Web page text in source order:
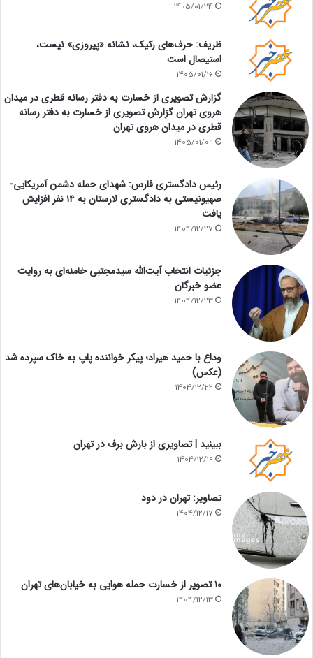
1405/01/24
ظریف: حرف‌های رکیک، نشانه «پیروزی» نیست،
استیصال است
1405/01/16
گزارش تصویری از خسارت به دفتر رسانه قطری در میدان
هروی تهران گزارش تصویری از خسارت به دفتر رسانه
قطری در میدان هروی تهران
1405/01/09
رئیس دادگستری فارس: شهدای حمله دشمن آمریکایی-
صهیونیستی به دادگستری لارستان به ۱۴ نفر افزایش
یافت
1404/12/27
جزئیات انتخاب آیت‌الله سیدمجتبی خامنه‌ای به روایت
عضو خبرگان
1404/12/23
وداع با حمید هیراد؛ پیکر خواننده پاپ به خاک سپرده شد
(عکس)
1404/12/22
ببینید | تصاویری از بارش برف در تهران
1404/12/19
تصاویر: تهران در دود
1404/12/17
۱۰ تصویر از خسارت حمله هوایی به خیابان‌های تهران
1404/12/13